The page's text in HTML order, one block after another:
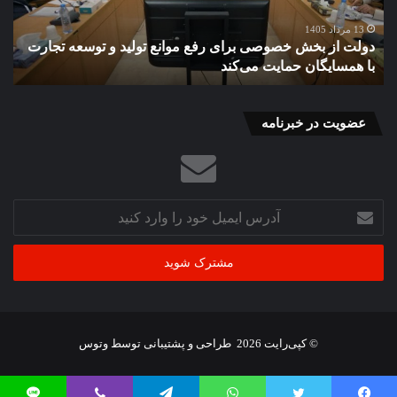
موانع
تولید
و
توسعه
تجارت
همسایگان
13 مرداد 1405
دولت از بخش خصوصی برای رفع موانع تولید و توسعه تجارت
با همسایگان حمایت می‌کند
در
عضویت در خبرنامه
ایمیل
خود
وارد
© کپی‌رایت 2026 طراحی و پشتیبانی توسط وتوس